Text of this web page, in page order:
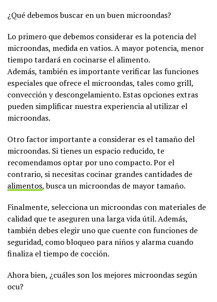
¿Qué debemos buscar en un buen microondas?
Lo primero que debemos considerar es la potencia del
microondas, medida en vatios. A mayor potencia, menor
tiempo tardará en cocinarse el alimento.
Además, también es importante verificar las funciones
especiales que ofrece el microondas, tales como grill,
convección y descongelamiento. Estas opciones extras
pueden simplificar nuestra experiencia al utilizar el
microondas.
Otro factor importante a considerar es el tamaño del
microondas. Si tienes un espacio reducido, te
recomendamos optar por uno compacto. Por el
contrario, si necesitas cocinar grandes cantidades de
alimentos, busca un microondas de mayor tamaño.
Finalmente, selecciona un microondas con materiales de
calidad que te aseguren una larga vida útil. Además,
también debes elegir uno que cuente con funciones de
seguridad, como bloqueo para niños y alarma cuando
finaliza el tiempo de cocción.
Ahora bien, ¿cuáles son los mejores microondas según
ocu?